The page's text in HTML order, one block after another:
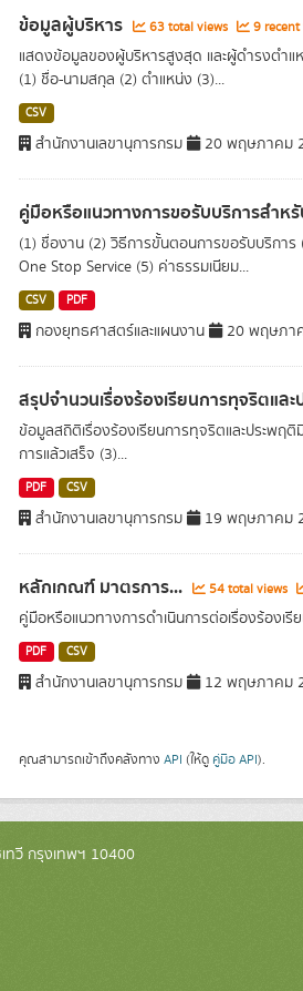
ข้อมูลผู้บริหาร 63 total views 9 recent
แสดงข้อมูลของผู้บริหารสูงสุด และผู้ดำรงตำ
(1) ชื่อ-นามสกุล (2) ตำแหน่ง (3)...
CSV
สำนักงานเลขานุการกรม 20 พฤษภาคม
คู่มือหรือแนวทางการขอรับบริการสำ
(1) ชื่องาน (2) วิธีการขั้นตอนการขอรับบริการ
One Stop Service (5) ค่าธรรมเนียม...
CSV PDF
กองยุทธศาสตร์และแผนงาน 20 พฤษภา
สรุปจำนวนเรื่องร้องเรียนการทุจริตแล
ข้อมูลสถิติเรื่องร้องเรียนการทุจริตและประพฤ
การแล้วเสร็จ (3)...
PDF CSV
สำนักงานเลขานุการกรม 19 พฤษภาคม
หลักเกณฑ์ มาตรการ... 54 total views
คู่มือหรือแนวทางการดำเนินการต่อเรื่องร้องเ
PDF CSV
สำนักงานเลขานุการกรม 12 พฤษภาคม
คุณสามารถเข้าถึงคลังทาง API (ให้ดู คู่มือ API).
ทวี กรุงเทพฯ 10400